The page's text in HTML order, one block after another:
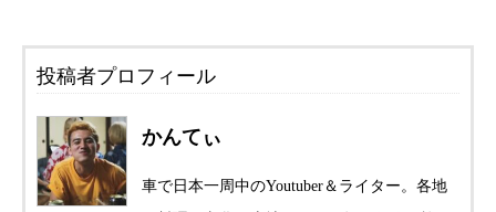
投稿者プロフィール
かんてぃ
車で日本一周中のYoutuber＆ライター。各地